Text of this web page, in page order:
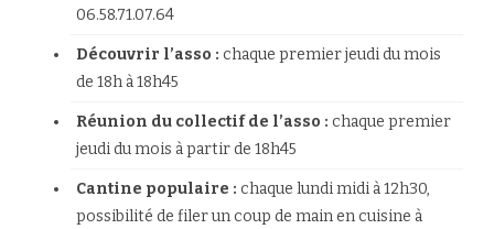
06.58.71.07.64
Découvrir l’asso : chaque premier jeudi du mois
de 18h à 18h45
Réunion du collectif de l’asso : chaque premier
jeudi du mois à partir de 18h45
Cantine populaire : chaque lundi midi à 12h30,
possibilité de filer un coup de main en cuisine à